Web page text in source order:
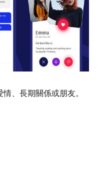
、長期關係或朋友。